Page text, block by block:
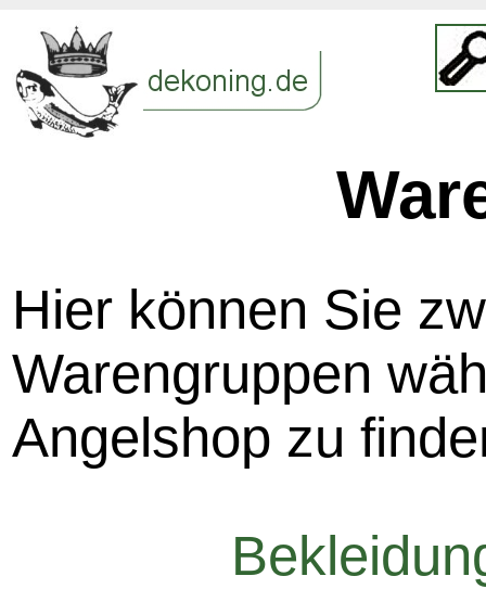
Hier können Sie
Warengruppen
Angelshop zu